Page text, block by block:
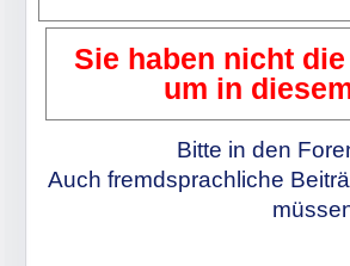
Sie haben nicht
um in
Bitte in den
Auch fremdsprachliche